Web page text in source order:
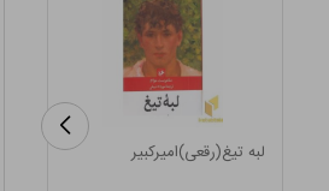
لبه تیغ(رقعی)امیرکبیر